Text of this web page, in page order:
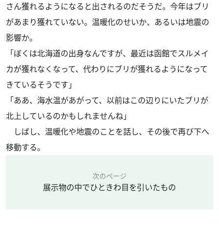
さん獲れるようになると出されるのだそうだ。今年はブリ
があまり獲れていない。温暖化のせいか、あるいは地震の
影響か。
「ぼくは北海道の出身なんですが、最近は函館でスルメイ
カが獲れなくなって、代わりにブリが獲れるようになって
きているそうです」
「ああ、海水温があがって、以前はこの辺りにいたブリが
北上しているのかもしれませんね」
しばし、温暖化や地震のことを話し、その後で再び下へ
移動する。
次のページ
展示物の中でひときわ目を引いたもの